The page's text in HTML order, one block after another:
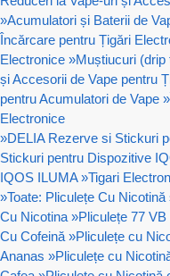
»Acumulatori și Baterii de
Încărcare pentru Țigări
Electronice »Muștiucuri (drip
și Accesorii de Vape pentru
pentru Acumulatori de Vape »
Electronice
»DELIA Rezerve si Stickuri
Stickuri pentru Dispozitive
IQOS ILUMA »Tigari
»Toate: Pliculețe Cu Nicotină
Cu Nicotina »Pliculețe 77
Cu Cofeină »Pliculețe cu
Ananas »Pliculețe cu